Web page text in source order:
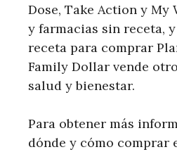
Dose, Take Action y My
y farmacias sin receta,
receta para comprar
Family Dollar vende
salud y bienestar.
Para obtener más
dónde y cómo comprar